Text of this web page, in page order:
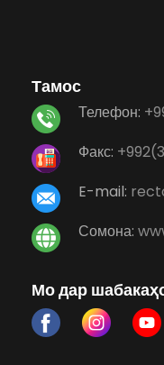
Тамос
Телефон:
Факс:
E-mail:
Сомона:
Мо дар